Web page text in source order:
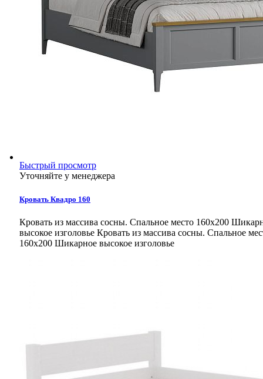
Быстрый просмотр
Уточняйте у менеджера
Кровать Квадро 160
Кровать из массива сосны. Спальное место 160х200
высокое изголовье Кровать из массива сосны. Спальное
160х200 Шикарное высокое изголовье